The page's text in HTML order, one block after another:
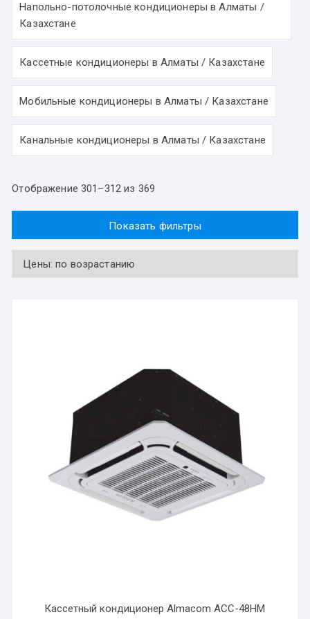
Напольно-потолочные кондиционеры в Алматы /
Казахстане
Кассетные кондиционеры в Алматы / Казахстане
Мобильные кондиционеры в Алматы / Казахстане
Канальные кондиционеры в Алматы / Казахстане
Отображение 301–312 из 369
Показать фильтры
Кассетный кондиционер Almacom ACC-48HM